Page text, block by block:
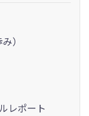
）
レポート